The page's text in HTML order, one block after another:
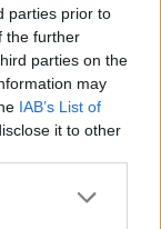
parties prior to
the further
parties on the
may
IAB’s List of
it to other
lett a szűk
vitából
halász,
ért a